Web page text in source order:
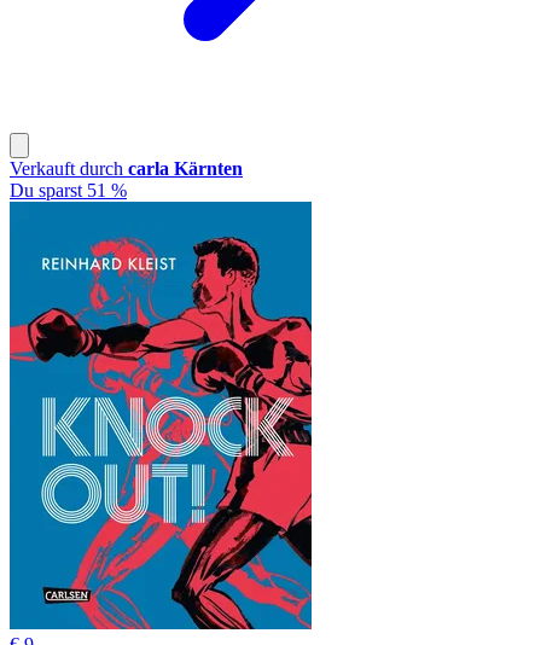
Verkauft durch carla Kärnten
Du sparst 51 %